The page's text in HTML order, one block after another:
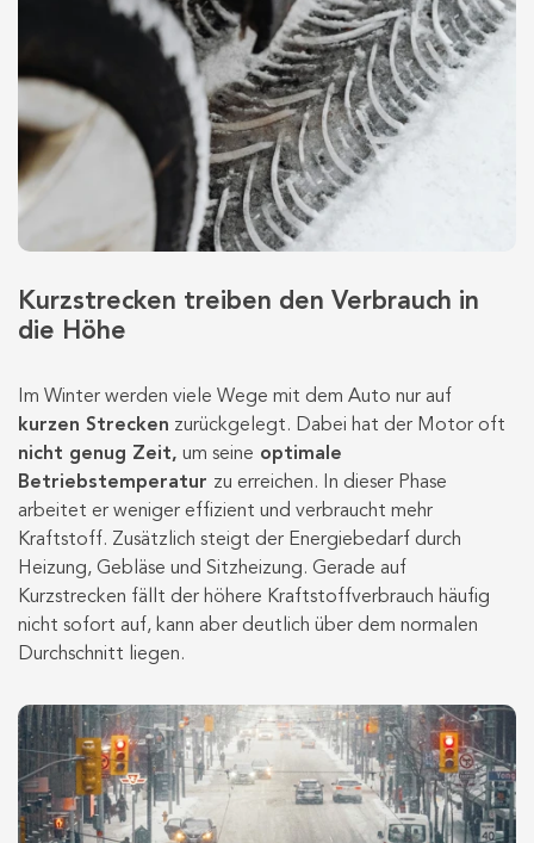
Kurzstrecken treiben den Verbrauch in
die Höhe
Im Winter werden viele Wege mit dem Auto nur auf
kurzen Strecken zurückgelegt. Dabei hat der Motor oft
nicht genug Zeit, um seine optimale
Betriebstemperatur zu erreichen. In dieser Phase
arbeitet er weniger effizient und verbraucht mehr
Kraftstoff. Zusätzlich steigt der Energiebedarf durch
Heizung, Gebläse und Sitzheizung. Gerade auf
Kurzstrecken fällt der höhere Kraftstoffverbrauch häufig
nicht sofort auf, kann aber deutlich über dem normalen
Durchschnitt liegen.